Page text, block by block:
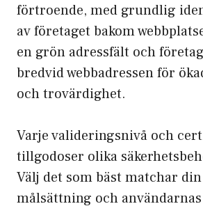
förtroende, med grundlig
av företaget bakom
en grön adressfält och
bredvid webbadressen för
och trovärdighet.
Varje valideringsnivå och
tillgodoser olika
Välj det som bäst matchar
målsättning och användarnas